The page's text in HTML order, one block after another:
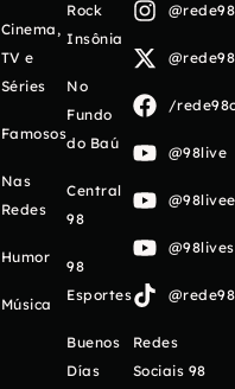
Cinema,
TV e
Séries
Famosos
Nas
Redes
Humor
Música
Rock
Insônia
No
Fundo
do Baú
Central
98
98
Esportes
Buenos
Días
/
@98live
Redes
Sociais 98